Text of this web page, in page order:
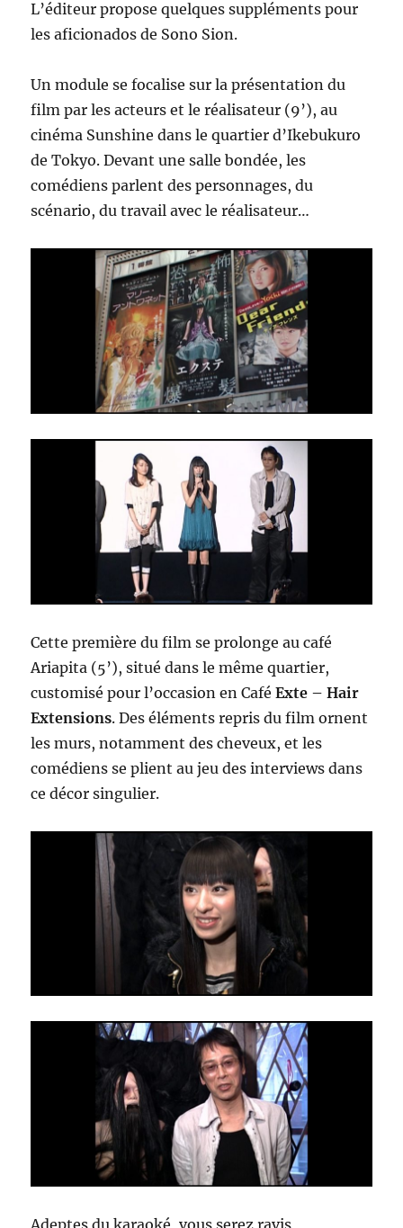
L’éditeur propose quelques suppléments pour
les aficionados de Sono Sion.
Un module se focalise sur la présentation du
film par les acteurs et le réalisateur (9’), au
cinéma Sunshine dans le quartier d’Ikebukuro
de Tokyo. Devant une salle bondée, les
comédiens parlent des personnages, du
scénario, du travail avec le réalisateur…
Cette première du film se prolonge au café
Ariapita (5’), situé dans le même quartier,
customisé pour l’occasion en CaféExte – Hair
Extensions. Des éléments repris du film ornent
les murs, notamment des cheveux, et les
comédiens se plient au jeu des interviews dans
ce décor singulier.
Adeptes du karaoké, vous serez ravis